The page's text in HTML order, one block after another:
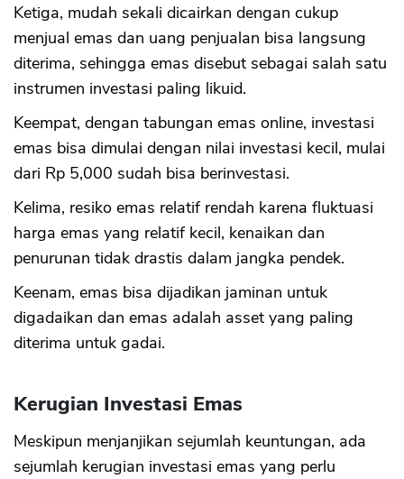
Ketiga, mudah sekali dicairkan dengan cukup
menjual emas dan uang penjualan bisa langsung
diterima, sehingga emas disebut sebagai salah satu
instrumen investasi paling likuid.
Keempat, dengan tabungan emas online, investasi
emas bisa dimulai dengan nilai investasi kecil, mulai
dari Rp 5,000 sudah bisa berinvestasi.
Kelima, resiko emas relatif rendah karena fluktuasi
harga emas yang relatif kecil, kenaikan dan
penurunan tidak drastis dalam jangka pendek.
Keenam, emas bisa dijadikan jaminan untuk
digadaikan dan emas adalah asset yang paling
diterima untuk gadai.
Kerugian Investasi Emas
Meskipun menjanjikan sejumlah keuntungan, ada
sejumlah kerugian investasi emas yang perlu